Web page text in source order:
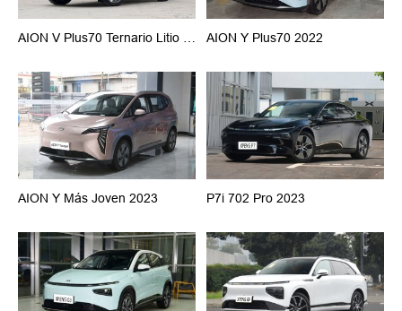
AION V Plus70 Ternario Litio 2023 AION Y Plus70 2022
AION Y Más Joven 2023 P7i 702 Pro 2023